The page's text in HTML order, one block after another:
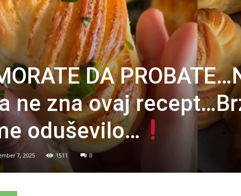
DA
ne zna ovaj
oduševilo…
7, 2025 1511 0